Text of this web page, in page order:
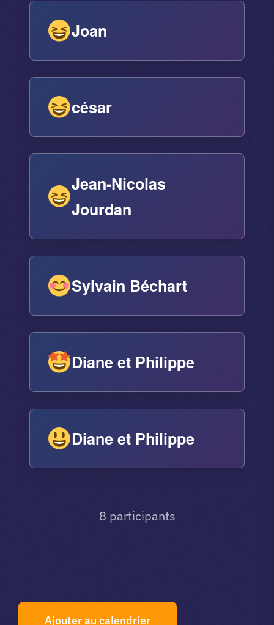
Joan
césar
Jean-Nicolas
Jourdan
Sylvain Béchart
Diane et Philippe
Diane et Philippe
8 participants
Ajouter au calendrier